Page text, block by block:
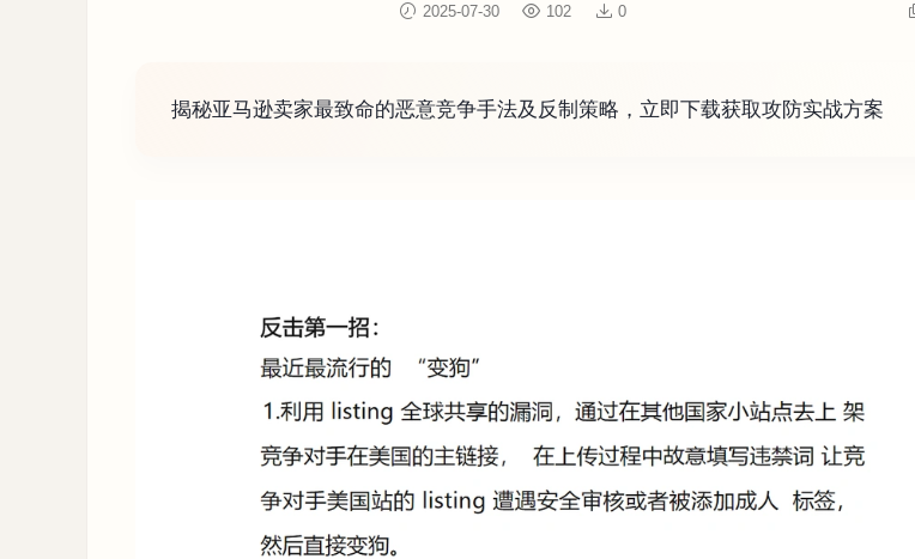
2025-07-30 102 0
揭秘亚马逊卖家最致命的恶意竞争手法及反制策略，立即下载获取攻防实战方案